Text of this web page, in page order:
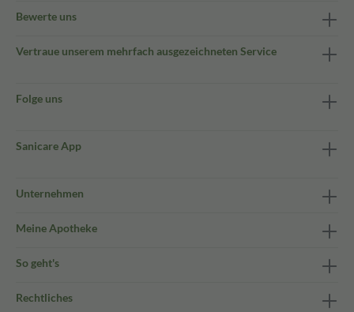
Bewerte uns
Vertraue unserem mehrfach ausgezeichneten Service
Folge uns
Sanicare App
Unternehmen
Meine Apotheke
So geht's
Rechtliches